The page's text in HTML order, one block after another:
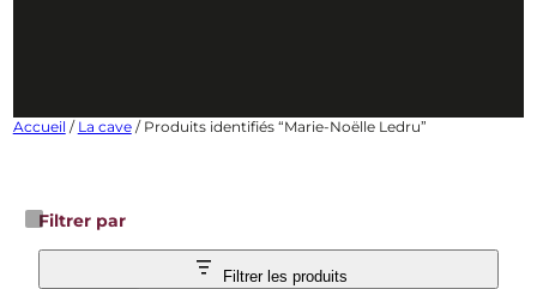
Accueil / La cave/ Produits identifiés “Marie-Noëlle Ledru”
Filtrer par
Filtrer les produits